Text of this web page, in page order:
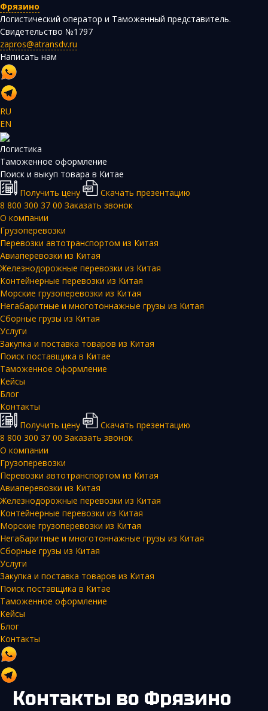
Фрязино
Логистический оператор и Таможенный представитель.
Свидетельство №1797
zapros@atransdv.ru
Написать нам
RU
EN
Логистика
Таможенное оформление
Поиск и выкуп товара в Китае
Получить цену
Скачать презентацию
8 800 300 37 00 Заказать звонок
О компании
Грузоперевозки
Перевозки автотранспортом из Китая
Авиаперевозки из Китая
Железнодорожные перевозки из Китая
Контейнерные перевозки из Китая
Морские грузоперевозки из Китая
Негабаритные и многотоннажные грузы из Китая
Сборные грузы из Китая
Услуги
Закупка и поставка товаров из Китая
Поиск поставщика в Китае
Таможенное оформление
Кейсы
Блог
Контакты
Получить цену
Скачать презентацию
8 800 300 37 00 Заказать звонок
О компании
Грузоперевозки
Перевозки автотранспортом из Китая
Авиаперевозки из Китая
Железнодорожные перевозки из Китая
Контейнерные перевозки из Китая
Морские грузоперевозки из Китая
Негабаритные и многотоннажные грузы из Китая
Сборные грузы из Китая
Услуги
Закупка и поставка товаров из Китая
Поиск поставщика в Китае
Таможенное оформление
Кейсы
Блог
Контакты
Контакты во Фрязино